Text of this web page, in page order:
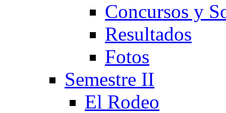
Concursos y
Resultados
Fotos
Semestre II
El Rodeo